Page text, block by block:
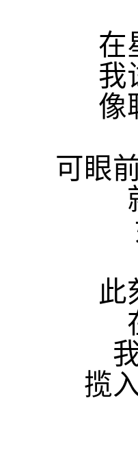
在
我
像
可眼
此
揽